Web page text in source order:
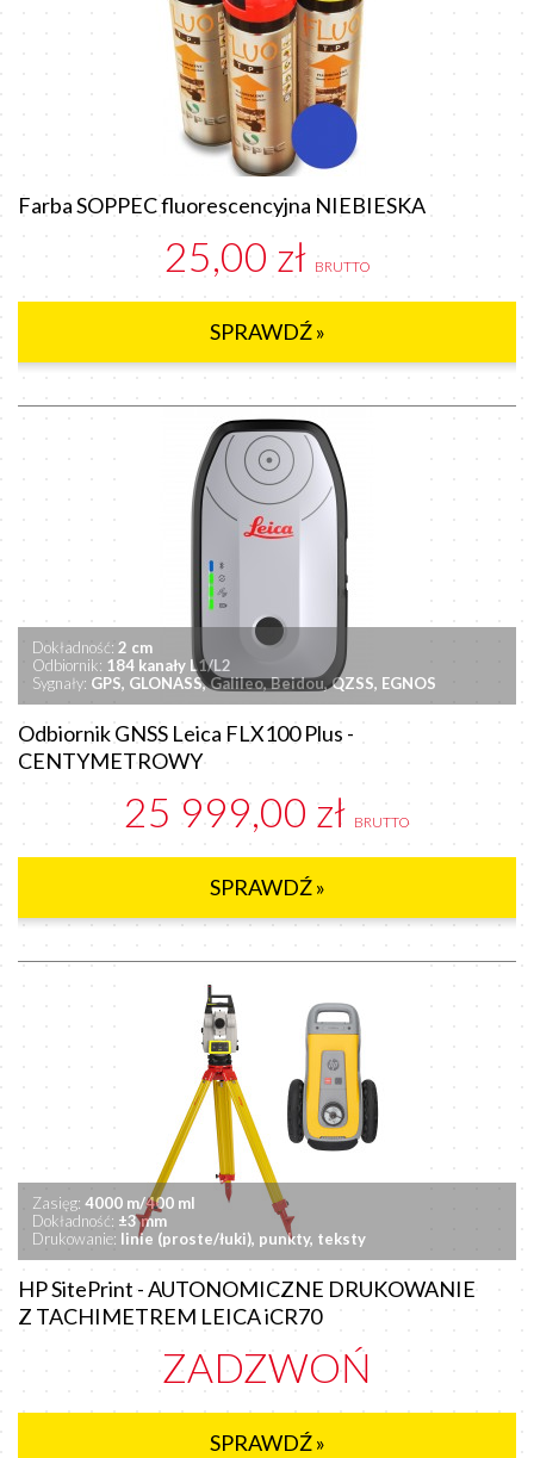
Farba SOPPEC fluorescencyjna NIEBIESKA
25,00 zł BRUTTO
SPRAWDŹ »
Dokładność: 2 cm
Odbiornik: 184 kanały L1/L2
Sygnały: GPS, GLONASS, Galileo, Beidou, QZSS, EGNOS
Odbiornik GNSS Leica FLX100 Plus -
CENTYMETROWY
25 999,00 zł BRUTTO
SPRAWDŹ »
Zasięg: 4000 m/400 ml
Dokładność: ±3 mm
Drukowanie: linie (proste/łuki), punkty, teksty
HP SitePrint - AUTONOMICZNE DRUKOWANIE
Z TACHIMETREM LEICA iCR70
ZADZWOŃ
SPRAWDŹ »